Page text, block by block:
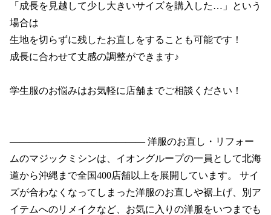
「成長を見越して少し大きいサイズを購入した…」という
場合は
生地を切らずに残したお直しをすることも可能です！
成長に合わせて丈感の調整ができます♪
学生服のお悩みはお気軽に店舗までご相談ください！
―――――――――――――― 洋服のお直し・リフォー
ムのマジックミシンは、イオングループの一員として北海
道から沖縄まで全国400店舗以上を展開しています。 サイ
ズが合わなくなってしまった洋服のお直しや裾上げ、別ア
イテムへのリメイクなど、お気に入りの洋服をいつまでも